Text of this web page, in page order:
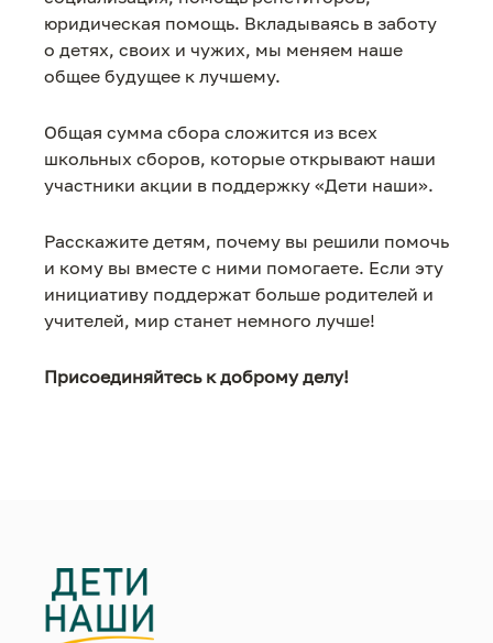
юридическая помощь. Вкладываясь в заботу
о детях, своих и чужих, мы меняем наше
общее будущее к лучшему.
Общая сумма сбора сложится из всех
школьных сборов, которые открывают наши
участники акции в поддержку «Дети наши».
Расскажите детям, почему вы решили помочь
и кому вы вместе с ними помогаете. Если эту
инициативу поддержат больше родителей и
учителей, мир станет немного лучше!
Присоединяйтесь к доброму делу!